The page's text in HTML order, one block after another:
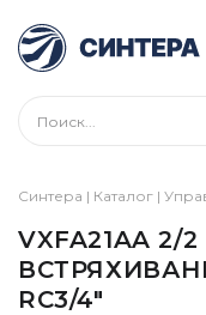
Синтера | Каталог |
VXFA21AA
RC3/4″